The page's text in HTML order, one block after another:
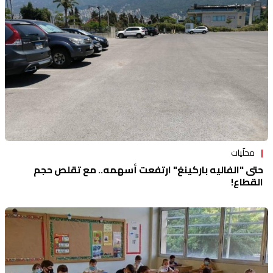
محلّيات
حتى "الفاليه باركينغ" ارتفعت أسهمه.. مع تقلص حجم
القطاع!